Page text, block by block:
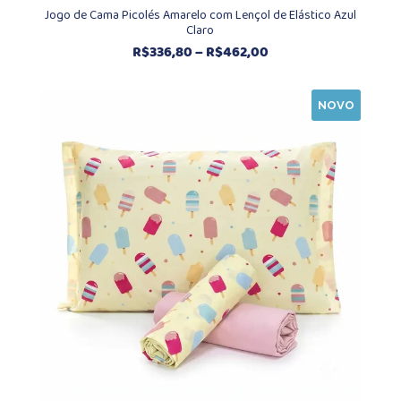
Jogo de Cama Picolés Amarelo com Lençol de Elástico Azul
Claro
R$336,80–R$462,00Faixa
R$336,80
R$462,00
NOVO